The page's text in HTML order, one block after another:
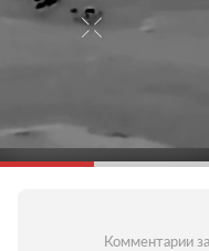
Комментарии